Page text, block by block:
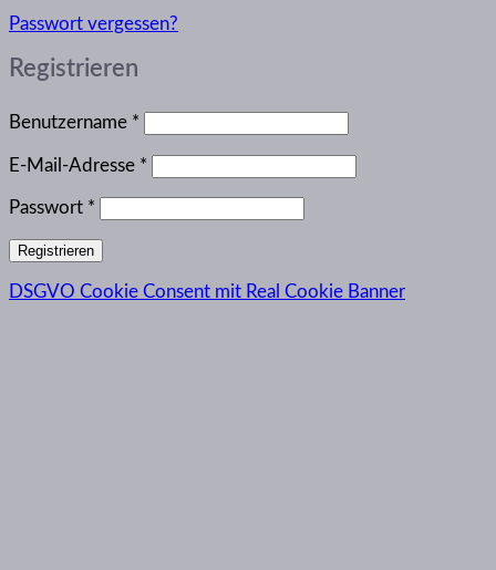
Passwort vergessen?
Registrieren
Benutzername *
E-Mail-Adresse *
Passwort *
Registrieren
DSGVO Cookie Consent mit Real Cookie Banner